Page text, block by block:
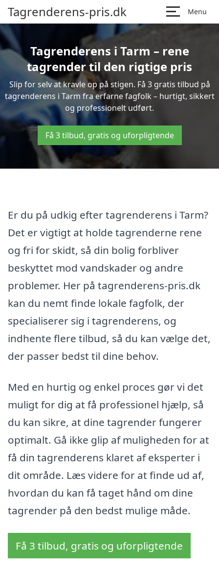
Tagrenderens-pris.dk Menu
Tagrenderens i Tarm – rene
tagrender til den rigtige pris
Slip for selv at kravle op på stigen. Få 3 gratis tilbud på
tagrenderens i Tarm fra erfarne fagfolk – hurtigt, sikkert
og professionelt udført.
Få 3 tilbud, gratis og uforpligtende
Er du på udkig efter tagrenderens i Tarm?
Det er vigtigt at holde tagrenderne rene
og fri for skidt, så din bolig forbliver
beskyttet mod vandskader og andre
problemer. Her på tagrenderens-pris.dk
kan du nemt finde lokale fagfolk, der
specialiserer sig i tagrenderens, og
indhente flere tilbud, så du kan vælge det,
der passer bedst til dine behov.
Med en hurtig og enkel proces gør vi det
muligt for dig at få professionel hjælp, så
du kan sikre, at dine tagrender fungerer
optimalt. Gå ikke glip af muligheden for at
få din tagrenderens klaret af eksperter i
dit område. Læs videre for at finde ud af,
hvordan du kan få taget hånd om dine
tagrender på den bedst mulige måde.
Få 3 tilbud, gratis og uforpligtende